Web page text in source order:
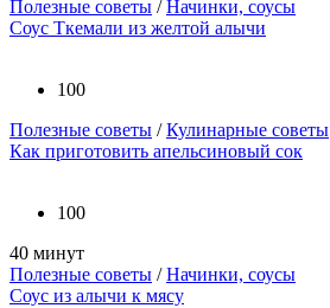
Полезные советы /Начинки, соусы
Соус Ткемали из желтой алычи
100
Полезные советы /Кулинарные советы
Как приготовить апельсиновый сок
100
40 минут
Полезные советы /Начинки, соусы
Соус из алычи к мясу